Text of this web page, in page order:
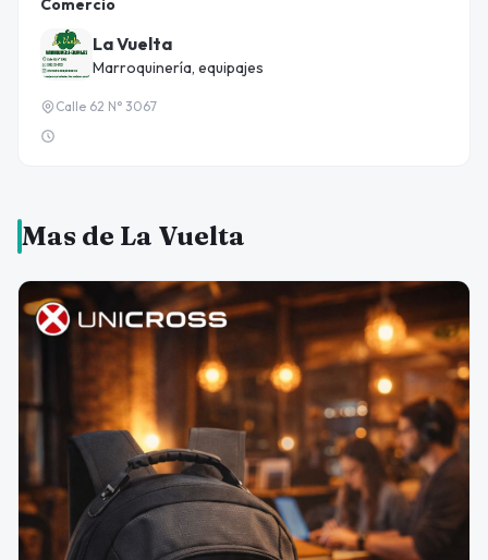
Comercio
La Vuelta
Marroquinería, equipajes
Calle 62 N° 3067
Mas de La Vuelta